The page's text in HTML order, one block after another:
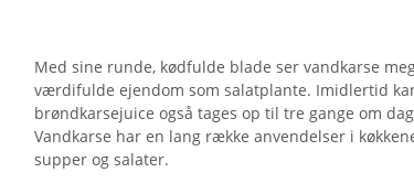
Med sine runde, kødfulde blade ser vandkarse
værdifulde ejendom som salatplante. Imidlertid
brøndkarsejuice også tages op til tre gange om
Vandkarse har en lang række anvendelser i
supper og salater.